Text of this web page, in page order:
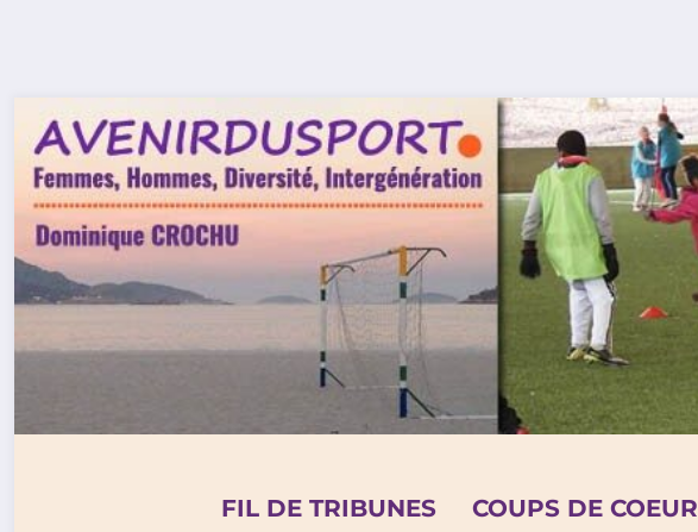
FIL DE TRIBUNES COUPS DE COEUR